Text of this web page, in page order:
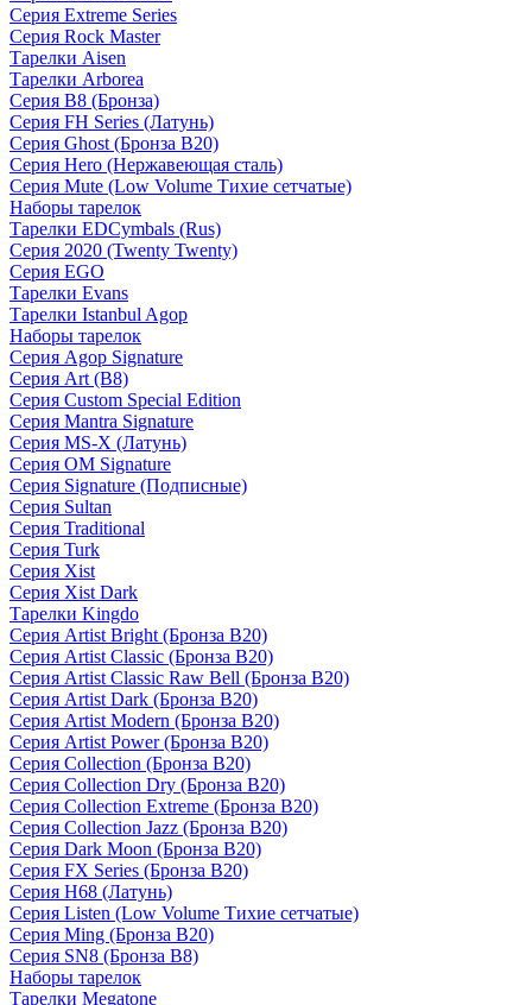
Серия Extreme Series
Серия Rock Master
Тарелки Aisen
Тарелки Arborea
Серия B8 (Бронза)
Серия FH Series (Латунь)
Серия Ghost (Бронза B20)
Серия Hero (Нержавеющая сталь)
Серия Mute (Low Volume Тихие сетчатые)
Наборы тарелок
Тарелки EDCymbals (Rus)
Серия 2020 (Twenty Twenty)
Серия EGO
Тарелки Evans
Тарелки Istanbul Agop
Наборы тарелок
Серия Agop Signature
Серия Art (B8)
Серия Custom Special Edition
Серия Mantra Signature
Серия MS-X (Латунь)
Серия OM Signature
Серия Signature (Подписные)
Серия Sultan
Серия Traditional
Серия Turk
Серия Xist
Серия Xist Dark
Тарелки Kingdo
Серия Artist Bright (Бронза B20)
Серия Artist Classic (Бронза B20)
Серия Artist Classic Raw Bell (Бронза B20)
Серия Artist Dark (Бронза B20)
Серия Artist Modern (Бронза B20)
Серия Artist Power (Бронза B20)
Серия Collection (Бронза B20)
Серия Collection Dry (Бронза B20)
Серия Collection Extreme (Бронза B20)
Серия Collection Jazz (Бронза B20)
Серия Dark Moon (Бронза B20)
Серия FX Series (Бронза B20)
Серия H68 (Латунь)
Серия Listen (Low Volume Тихие сетчатые)
Серия Ming (Бронза B20)
Серия SN8 (Бронза B8)
Наборы тарелок
Тарелки Megatone